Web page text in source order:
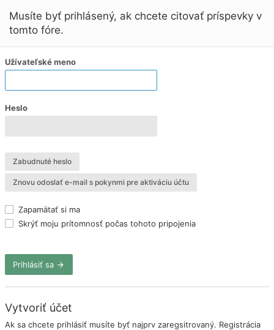
Musíte byť prihlásený, ak chcete citovať príspevky v
tomto fóre.
Užívateľské meno
Heslo
Zabudnuté heslo
Znovu odoslať e-mail s pokynmi pre aktiváciu účtu
Zapamätať si ma
Skrýť moju prítomnosť počas tohoto pripojenia
Prihlásiť sa
Vytvoriť účet
Ak sa chcete prihlásiť musíte byť najprv zaregsitrovaný. Registrácia